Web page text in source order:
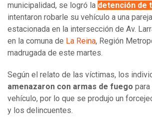
municipalidad, se logró la detención de
intentaron robarle su vehículo a una
estacionada en la intersección de Av.
en la comuna de La Reina, Región
madrugada de este martes.
Según el relato de las víctimas, los
amenazaron con armas de fuego para
vehículo, por lo que se produjo un
y los delincuentes.